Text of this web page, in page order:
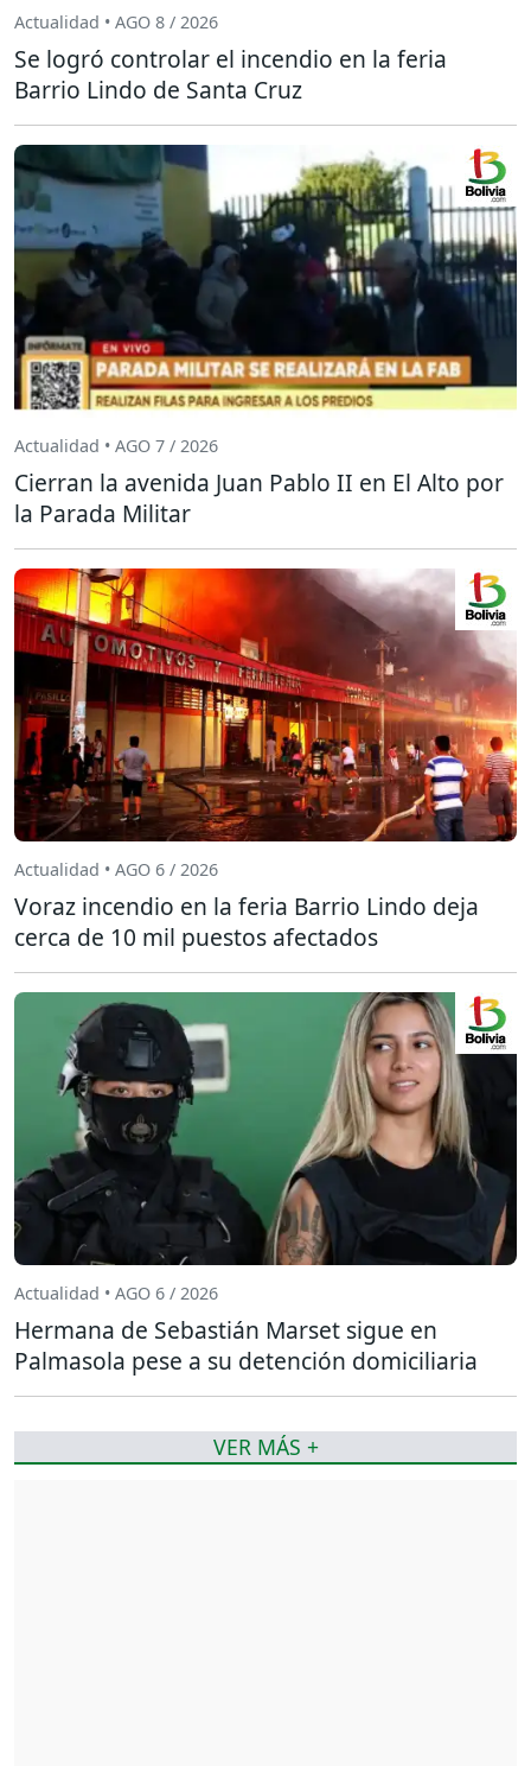
Actualidad • AGO 8 / 2026
Se logró controlar el incendio en la feria
Barrio Lindo de Santa Cruz
Actualidad • AGO 7 / 2026
Cierran la avenida Juan Pablo II en El Alto por
la Parada Militar
Actualidad • AGO 6 / 2026
Voraz incendio en la feria Barrio Lindo deja
cerca de 10 mil puestos afectados
Actualidad • AGO 6 / 2026
Hermana de Sebastián Marset sigue en
Palmasola pese a su detención domiciliaria
VER MÁS +